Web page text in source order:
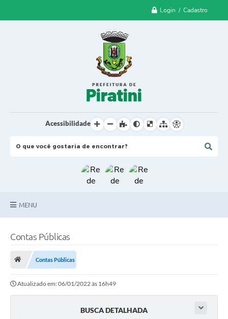
Login / Cadastro
Acessibilidade
MENU
Legislação
Fotos
Contas Públicas
Contas Públicas
Atualizado em: 06/01/2022 às 16h49
BUSCA DETALHADA